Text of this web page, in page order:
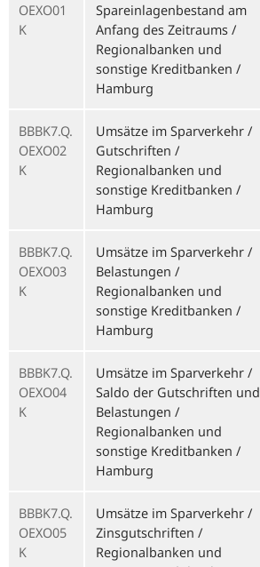
OEXO01
K
Spareinlagenbestand am
Anfang des Zeitraums /
Regionalbanken und
sonstige Kreditbanken /
Hamburg
BBBK7.Q.
OEXO02
K
Umsätze im Sparverkehr /
Gutschriften /
Regionalbanken und
sonstige Kreditbanken /
Hamburg
BBBK7.Q.
OEXO03
K
Umsätze im Sparverkehr /
Belastungen /
Regionalbanken und
sonstige Kreditbanken /
Hamburg
BBBK7.Q.
OEXO04
K
Umsätze im Sparverkehr /
Saldo der Gutschriften und
Belastungen /
Regionalbanken und
sonstige Kreditbanken /
Hamburg
BBBK7.Q.
OEXO05
K
Umsätze im Sparverkehr /
Zinsgutschriften /
Regionalbanken und